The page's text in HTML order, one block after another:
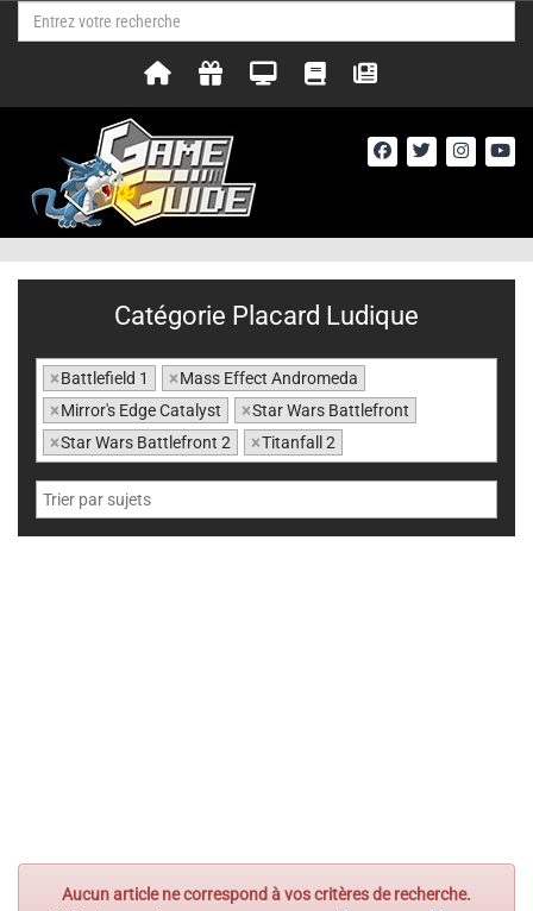
Aucun article ne correspond à vos critères de recherche.
Catégorie Placard Ludique
×Battlefield 1 ×Mass Effect Andromeda
×Mirror's Edge Catalyst ×Star Wars Battlefront
×Star Wars Battlefront 2 ×Titanfall 2